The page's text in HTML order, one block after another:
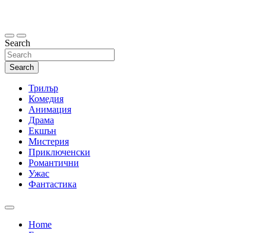
Search
Search
Трилър
Комедия
Анимация
Драма
Екшън
Мистерия
Приключенски
Романтични
Ужас
Фантастика
Home